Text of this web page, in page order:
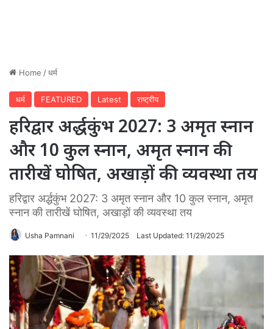
Home /धर्म
धर्म FEATURED Latest राष्ट्रीय
हरिद्वार अर्द्धकुंभ 2027: 3 अमृत स्नान
और 10 कुल स्नान, अमृत स्नान की
तारीखें घोषित, अखाड़ों की व्यवस्था तय
हरिद्वार अर्द्धकुंभ 2027: 3 अमृत स्नान और 10 कुल स्नान, अमृत
स्नान की तारीखें घोषित, अखाड़ों की व्यवस्था तय
Usha Pamnani 11/29/2025 Last Updated: 11/29/2025